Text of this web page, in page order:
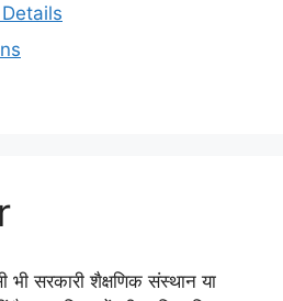
सरकारी शैक्षणिक संस्थान या